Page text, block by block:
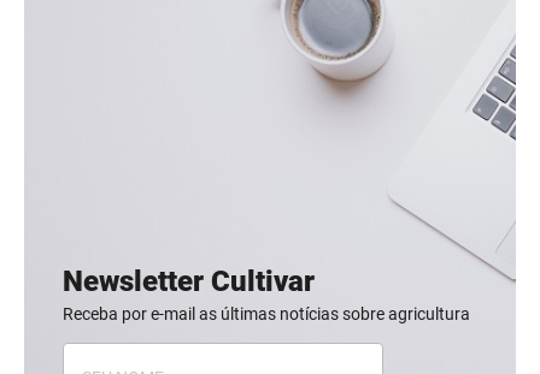
Newsletter Cultivar
Receba por e-mail as últimas notícias sobre agricultura